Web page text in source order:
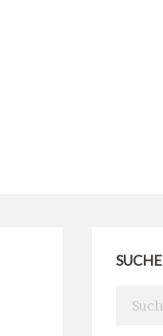
SUCHE
Search